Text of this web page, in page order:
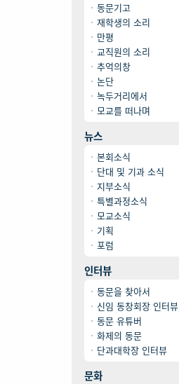
동문기고
재학생의 소리
만평
교직원의 소리
추억의창
논단
녹두거리에서
모교를 떠나며
뉴스
본회소식
단대 및 기과 소식
지부소식
특별과정소식
모교소식
기획
포럼
인터뷰
동문을 찾아서
신임 동창회장 인터뷰
동문 유튜버
화제의 동문
단과대학장 인터뷰
문화